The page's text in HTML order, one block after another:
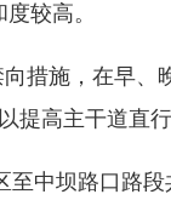
较高。
施，在早、
提高主干道直
中坝路口路段